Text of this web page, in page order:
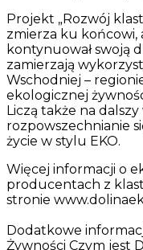
Projekt „Rozwój
zmierza ku końcowi,
kontynuował swoją
zamierzają
Wschodniej –
ekologicznej
Liczą także na
rozpowszechnianie
życie w stylu EKO.
Więcej informacji o
producentach z
stronie
Dodatkowe
Żywności Czym jest